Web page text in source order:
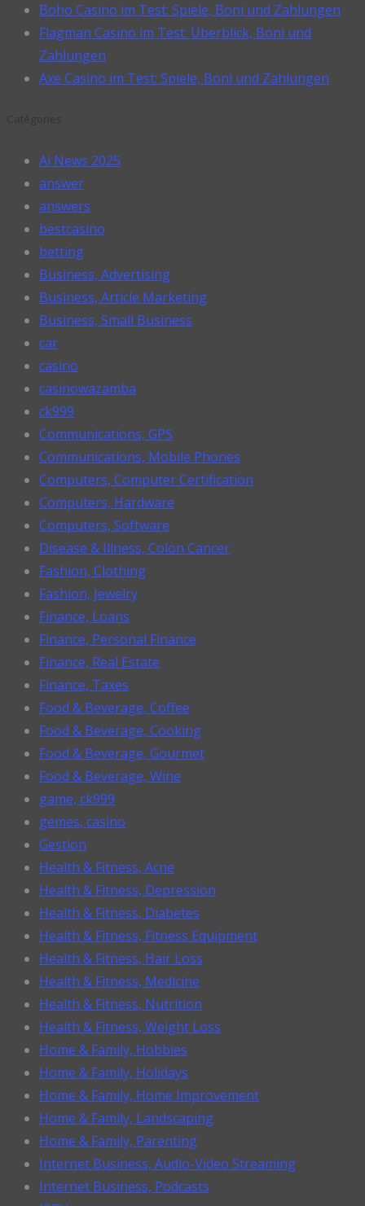
Boho Casino im Test: Spiele, Boni und Zahlungen
Flagman Casino im Test: Überblick, Boni und
Zahlungen
Axe Casino im Test: Spiele, Boni und Zahlungen
Ai News 2025
answer
answers
bestcasino
betting
Business, Advertising
Business, Article Marketing
Business, Small Business
car
casino
casinowazamba
ck999
Communications, GPS
Communications, Mobile Phones
Computers, Computer Certification
Computers, Hardware
Computers, Software
Disease & Illness, Colon Cancer
Fashion, Clothing
Fashion, Jewelry
Finance, Loans
Finance, Personal Finance
Finance, Real Estate
Finance, Taxes
Food & Beverage, Coffee
Food & Beverage, Cooking
Food & Beverage, Gourmet
Food & Beverage, Wine
game, ck999
gemes, casino
Gestion
Health & Fitness, Acne
Health & Fitness, Depression
Health & Fitness, Diabetes
Health & Fitness, Fitness Equipment
Health & Fitness, Hair Loss
Health & Fitness, Medicine
Health & Fitness, Nutrition
Health & Fitness, Weight Loss
Home & Family, Hobbies
Home & Family, Holidays
Home & Family, Home Improvement
Home & Family, Landscaping
Home & Family, Parenting
Internet Business, Audio-Video Streaming
Internet Business, Podcasts